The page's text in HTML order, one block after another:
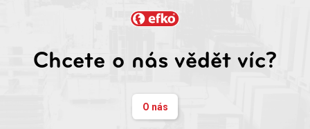
Chcete o nás vědět víc?
O nás